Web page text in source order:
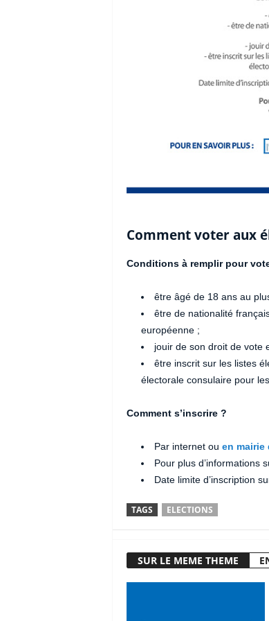
Comment voter aux
Conditions à remplir pour
être âgé de 18 ans au
être de nationalité
européenne ;
jouir de son droit de vote
être inscrit sur les listes
électorale consulaire pour
Comment s’inscrire ?
Par internet ou en mairie
Pour plus d’informations
Date limite d’inscription
TAGS ELECTIONS
SUR LE MEME THEME